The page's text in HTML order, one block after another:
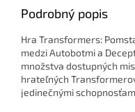
Podrobný popis
Hra Transformers:
medzi Autobotmi a
množstva dostupných
hrateľných
jedinečnými